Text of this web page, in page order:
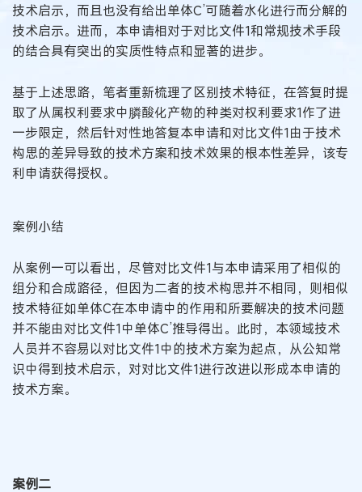
技术启示，而且也没有给出单体C’可随着水化进行而分解的
技术启示。进而，本申请相对于对比文件1和常规技术手段
的结合具有突出的实质性特点和显著的进步。
基于上述思路，笔者重新梳理了区别技术特征，在答复时提
取了从属权利要求中膦酸化产物的种类对权利要求1作了进
一步限定，然后针对性地答复本申请和对比文件1由于技术
构思的差异导致的技术方案和技术效果的根本性差异，该专
利申请获得授权。
案例小结
从案例一可以看出，尽管对比文件1与本申请采用了相似的
组分和合成路径，但因为二者的技术构思并不相同，则相似
技术特征如单体C在本申请中的作用和所要解决的技术问题
并不能由对比文件1中单体C’推导得出。此时，本领域技术
人员并不容易以对比文件1中的技术方案为起点，从公知常
识中得到技术启示，对对比文件1进行改进以形成本申请的
技术方案。
案例二